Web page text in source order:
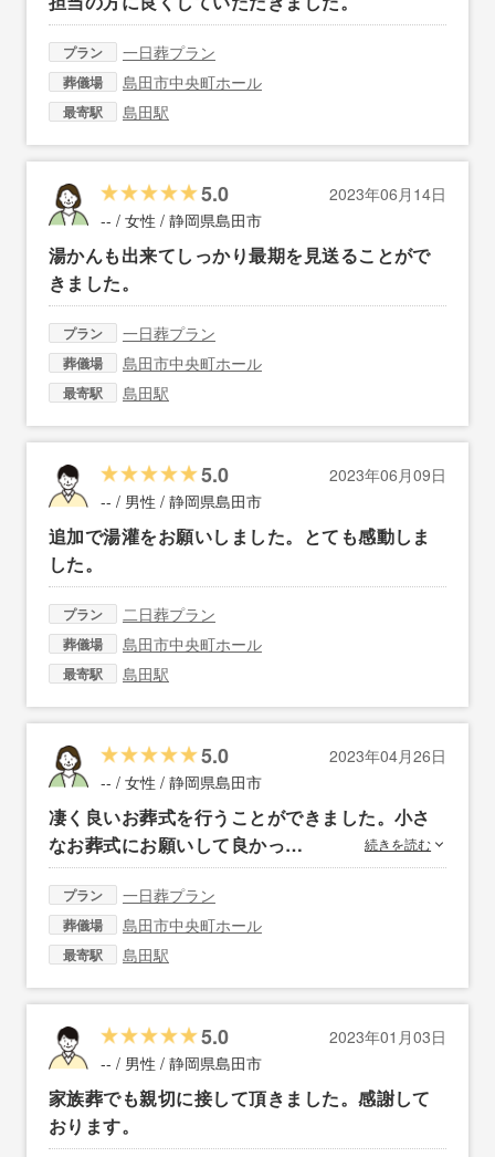
プラン 一日葬プラン
葬儀場 島田市中央町ホール
最寄駅 島田駅
5.0
2023年06月14日
-- / 女性 / 静岡県島田市
湯かんも出来てしっかり最期を見送ることがで
きました。
プラン 一日葬プラン
葬儀場 島田市中央町ホール
最寄駅 島田駅
5.0
2023年06月09日
-- / 男性 / 静岡県島田市
追加で湯灌をお願いしました。とても感動しま
した。
プラン 二日葬プラン
葬儀場 島田市中央町ホール
最寄駅 島田駅
5.0
2023年04月26日
-- / 女性 / 静岡県島田市
凄く良いお葬式を行うことができました。小さ
なお葬式にお願いして良かっ…
続きを読む
プラン 一日葬プラン
葬儀場 島田市中央町ホール
最寄駅 島田駅
5.0
2023年01月03日
-- / 男性 / 静岡県島田市
家族葬でも親切に接して頂きました。感謝して
おります。